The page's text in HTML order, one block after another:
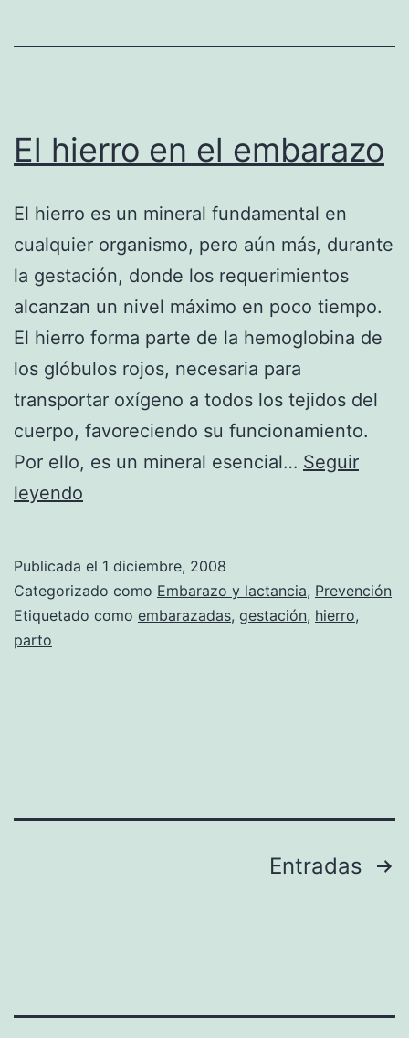
El hierro en el embarazo
El hierro es un mineral fundamental en
cualquier organismo, pero aún más, durante
la gestación, donde los requerimientos
alcanzan un nivel máximo en poco tiempo.
El hierro forma parte de la hemoglobina de
los glóbulos rojos, necesaria para
transportar oxígeno a todos los tejidos del
cuerpo, favoreciendo su funcionamiento.
Por ello, es un mineral esencial… Seguir
leyendo
el
embarazo
Publicada el 1 diciembre, 2008
Categorizado como Embarazo y lactancia, Prevención
Etiquetado como embarazadas, gestación, hierro,
parto
Entradas